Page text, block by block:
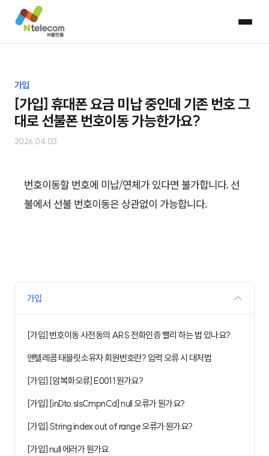
가입
[가입] 휴대폰 요금 미납 중인데 기존 번호 그
대로 선불폰 번호이동 가능한가요?
2026.04.03
번호이동할 번호에 미납/연체가 있다면 불가합니다. 선
불에서 선불 번호이동은 상관없이 가능합니다.
가입
[가입] 번호이동 사전동의 ARS 전화인증 빨리 하는 법 있나요?
앤텔레콤 태블릿소유자 회원번호란? 입력 오류 시 대처법
[가입] [암복화오류] E0011 뭔가요?
[가입] [inDto.slsCmpnCd] null 오류가 뭔가요?
[가입] String index out of range 오류가 뭔가요?
[가입] null 에러가 뭔가요